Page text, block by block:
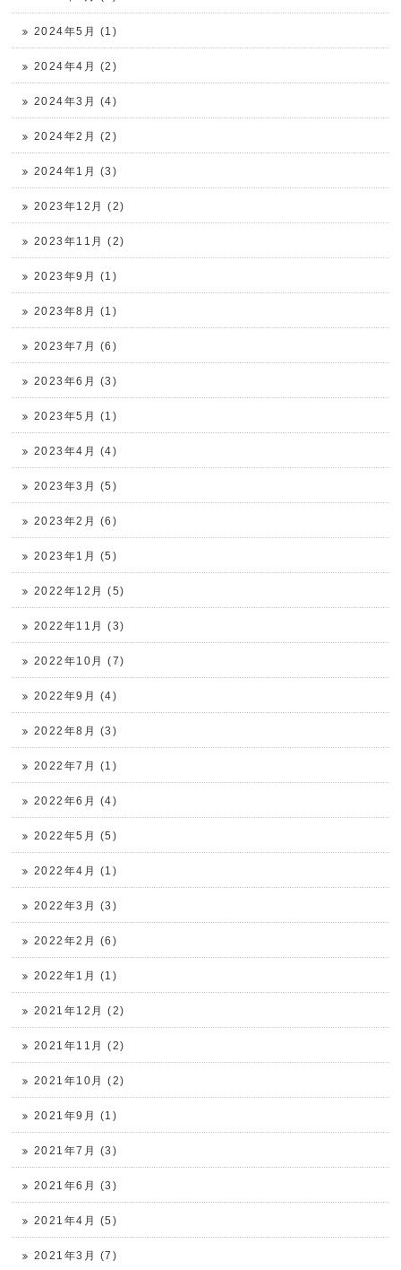
2024年5月 (1)
2024年4月 (2)
2024年3月 (4)
2024年2月 (2)
2024年1月 (3)
2023年12月 (2)
2023年11月 (2)
2023年9月 (1)
2023年8月 (1)
2023年7月 (6)
2023年6月 (3)
2023年5月 (1)
2023年4月 (4)
2023年3月 (5)
2023年2月 (6)
2023年1月 (5)
2022年12月 (5)
2022年11月 (3)
2022年10月 (7)
2022年9月 (4)
2022年8月 (3)
2022年7月 (1)
2022年6月 (4)
2022年5月 (5)
2022年4月 (1)
2022年3月 (3)
2022年2月 (6)
2022年1月 (1)
2021年12月 (2)
2021年11月 (2)
2021年10月 (2)
2021年9月 (1)
2021年7月 (3)
2021年6月 (3)
2021年4月 (5)
2021年3月 (7)